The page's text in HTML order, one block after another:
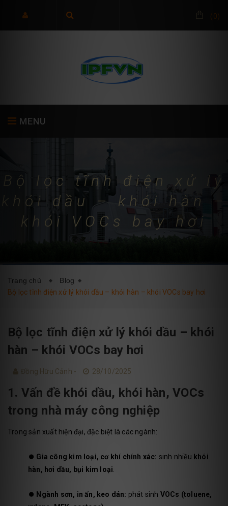
(0)
MENU
GIỚI THIỆU SẢN PHẨM
BLOG LIÊN HỆ
Bộ lọc tĩnh điện xử lý
khói dầu – khói hàn –
khói VOCs bay hơi
Trang chủ
Blog
Bộ lọc tĩnh điện xử lý khói dầu – khói hàn – khói VOCs bay hơi
Bộ lọc tĩnh điện xử lý khói dầu – khói
hàn – khói VOCs bay hơi
Đồng Hữu Cảnh - 28/10/2025
1. Vấn đề khói dầu, khói hàn, VOCs
trong nhà máy công nghiệp
Trong sản xuất hiện đại, đặc biệt là các ngành:
⏺️ Gia công kim loại, cơ khí chính xác: sinh nhiều khói
hàn, hơi dầu, bụi kim loại.
⏺️ Ngành sơn, in ấn, keo dán: phát sinh VOCs (toluene,